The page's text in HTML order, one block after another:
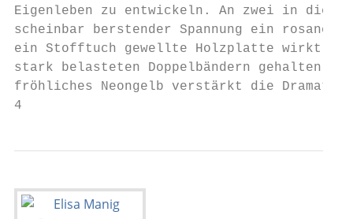
Eigenleben zu entwickeln. An zwei in die
scheinbar berstender Spannung ein
ein Stofftuch gewellte Holzplatte wirkt,
stark belasteten Doppelbändern gehalten
fröhliches Neongelb verstärkt die
4